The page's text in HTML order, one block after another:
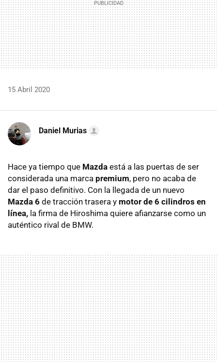
15 Abril 2020
Daniel Murias
Hace ya tiempo que Mazda está a las puertas de ser
considerada una marca premium, pero no acaba de
dar el paso definitivo. Con la llegada de un nuevo
Mazda 6 de tracción trasera y motor de 6 cilindros en
línea, la firma de Hiroshima quiere afianzarse como un
auténtico rival de BMW.